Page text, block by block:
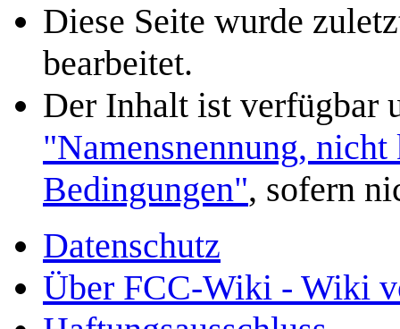
Diese Seite wurde
bearbeitet.
Der Inhalt ist verfügbar
"Namensnennung,
Bedingungen", sofern
Datenschutz
Über FCC-Wiki - Wiki